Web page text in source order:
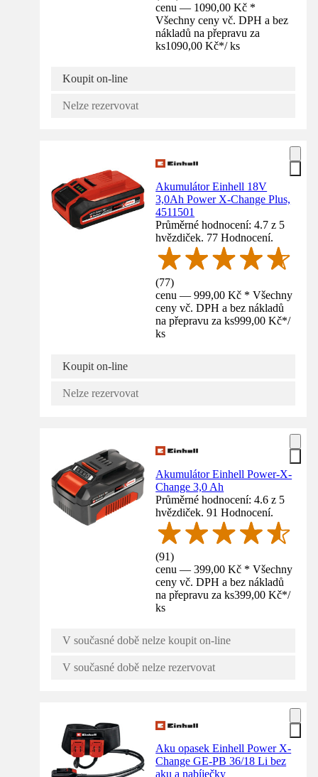
cenu — 1090,00 Kč *
Všechny ceny vč. DPH a bez
nákladů na přepravu za
ks1090,00 Kč*/ ks
Koupit on-line
Nelze rezervovat
Akumulátor Einhell 18V
3,0Ah Power X-Change Plus,
4511501
Průměrné hodnocení: 4.7 z 5
hvězdiček. 77 Hodnocení.
(77)
cenu — 999,00 Kč * Všechny
ceny vč. DPH a bez nákladů
na přepravu za ks999,00 Kč*/
ks
Koupit on-line
Nelze rezervovat
Akumulátor Einhell Power-X-
Change 3,0 Ah
Průměrné hodnocení: 4.6 z 5
hvězdiček. 91 Hodnocení.
(91)
cenu — 399,00 Kč * Všechny
ceny vč. DPH a bez nákladů
na přepravu za ks399,00 Kč*/
ks
V současné době nelze koupit on-line
V současné době nelze rezervovat
Aku opasek Einhell Power X-
Change GE-PB 36/18 Li bez
aku a nabíječky